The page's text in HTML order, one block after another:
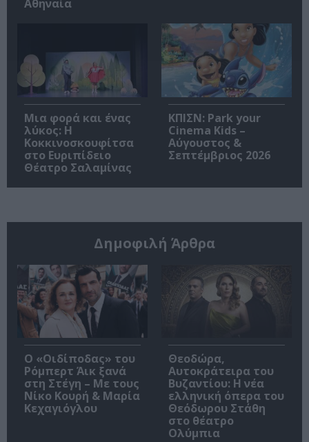
Αθηναία
Μια φορά και ένας
λύκος: Η
Κοκκινοσκουφίτσα
στο Ευριπίδειο
Θέατρο Σαλαμίνας
ΚΠΙΣΝ: Park your
Cinema Kids –
Αύγουστος &
Σεπτέμβριος 2026
Δημοφιλή Άρθρα
O «Οιδίποδας» του
Ρόμπερτ Άικ ξανά
στη Στέγη – Με τους
Νίκο Κουρή & Μαρία
Κεχαγιόγλου
Θεοδώρα,
Αυτοκράτειρα του
Βυζαντίου: Η νέα
ελληνική όπερα του
Θεόδωρου Στάθη
στο θέατρο
Ολύμπια